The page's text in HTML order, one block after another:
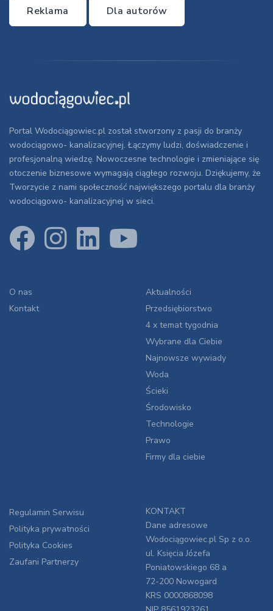
Reklama Dla autorów
Portal Wodociągowiec.pl został stworzony z pasji do branży
wodociągowo- kanalizacyjnej. Łączymy ludzi, doświadczenie i
profesjonalną wiedzę. Nowoczesne technologie i zmieniające się
otoczenie biznesowe wymagają ciągłego rozwoju. Dziękujemy, że
Tworzycie z nami społeczność największego portalu dla branży
wodociągowo- kanalizacyjnej w sieci.
O nas
Kontakt
Aktualności
Przedsiębiorstwo
4 x temat tygodnia
Wybrane dla Ciebie
Najnowsze wywiady
Woda
Ścieki
Środowisko
Technologie
Prawo
Firmy dla ciebie
Regulamin Serwisu
Polityka prywatności
Polityka Cookies
Zaufani Partnerzy
KONTAKT
Dane adresowe
Wodociągowiec.pl Sp z o.o.
ul. Księcia Józefa
Poniatowskiego 68 a
72-200 Nowogard
KRS 0000868098